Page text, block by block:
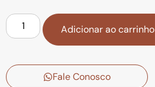
Adicionar ao carrinho
Fale Conosco